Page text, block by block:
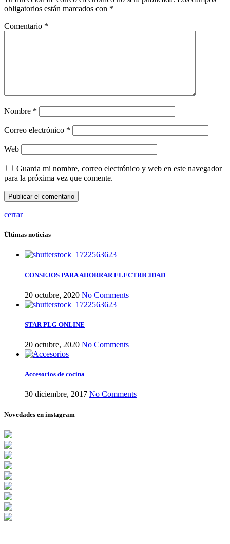
obligatorios están marcados con *
Comentario *
Nombre *
Correo electrónico *
Web
Guarda mi nombre, correo electrónico y web en este navegador
para la próxima vez que comente.
cerrar
Últimas noticias
CONSEJOS PARA AHORRAR ELECTRICIDAD
20 octubre, 2020 No Comments
STAR PLG ONLINE
20 octubre, 2020 No Comments
Accesorios de cocina
30 diciembre, 2017 No Comments
Novedades en instagram